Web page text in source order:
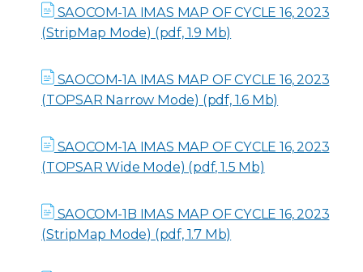
SAOCOM-1A IMAS MAP OF CYCLE 16, 2023
(StripMap Mode) (pdf, 1.9 Mb)
SAOCOM-1A IMAS MAP OF CYCLE 16, 2023
(TOPSAR Narrow Mode) (pdf, 1.6 Mb)
SAOCOM-1A IMAS MAP OF CYCLE 16, 2023
(TOPSAR Wide Mode) (pdf, 1.5 Mb)
SAOCOM-1B IMAS MAP OF CYCLE 16, 2023
(StripMap Mode) (pdf, 1.7 Mb)